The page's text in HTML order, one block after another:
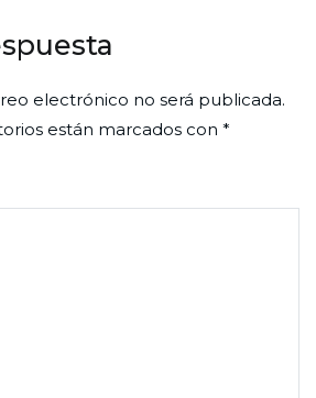
electrónico no será publicada.
están marcados con *